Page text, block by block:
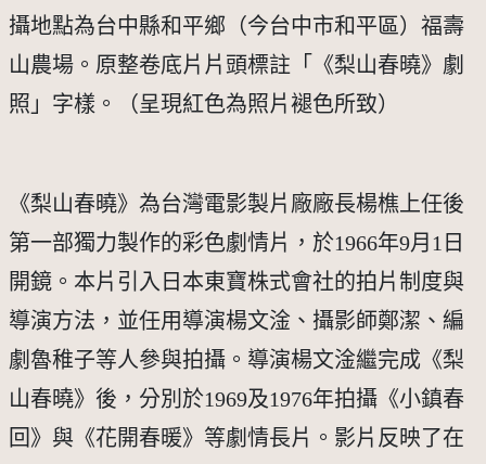
攝地點為台中縣和平鄉（今台中市和平區）福壽
山農場。原整卷底片片頭標註「《梨山春曉》劇
照」字樣。（呈現紅色為照片褪色所致）
《梨山春曉》為台灣電影製片廠廠長楊樵上任後
第一部獨力製作的彩色劇情片，於1966年9月1日
開鏡。本片引入日本東寶株式會社的拍片制度與
導演方法，並任用導演楊文淦、攝影師鄭潔、編
劇魯稚子等人參與拍攝。導演楊文淦繼完成《梨
山春曉》後，分別於1969及1976年拍攝《小鎮春
回》與《花開春暖》等劇情長片。影片反映了在